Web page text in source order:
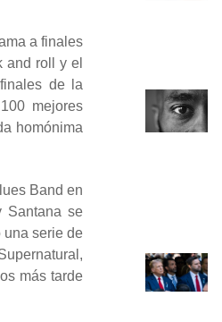
a finales
and roll y el
de la
mejores
homónima
Band en
Santana se
una serie de
más tarde